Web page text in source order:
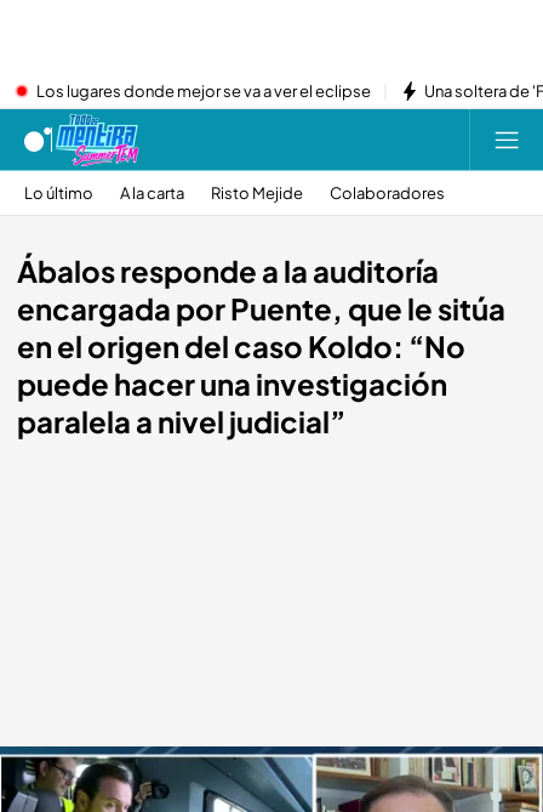
Los lugares donde mejor se va a ver el eclipse Una soltera de
Lo último A la carta Risto Mejide Colaboradores
Ábalos responde a la auditoría
encargada por Puente, que le sitúa
en el origen del caso Koldo: “No
puede hacer una investigación
paralela a nivel judicial”
José Luis Ábalos, diputado del 'Grupo Mixto'.cuatro.com